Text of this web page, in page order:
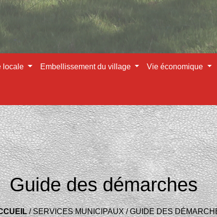
locale Embellissement du village Vie économique
Guide des démarches
/SERVICES MUNICIPAUX/GUIDE DES